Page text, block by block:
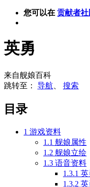
您可以在 贡献者社
英勇
来自舰娘百科
跳转至： 导航 搜索
目录
1 游戏资料
1.1 舰娘属性
1.2 舰娘立绘
1.3 语音资料
1.3.1 英
1.3.2 英